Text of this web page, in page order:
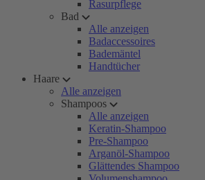
Rasurpflege
Bad
Alle anzeigen
Badaccessoires
Bademäntel
Handtücher
Haare
Alle anzeigen
Shampoos
Alle anzeigen
Keratin-Shampoo
Pre-Shampoo
Arganöl-Shampoo
Glättendes Shampoo